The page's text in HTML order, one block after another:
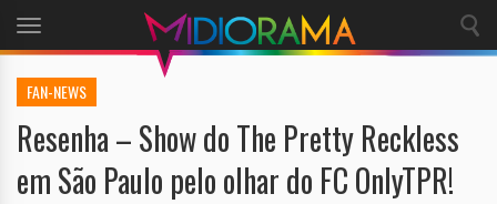
Toggle
navigation
FAN-NEWS
Resenha – Show do The Pretty Reckless
em São Paulo pelo olhar do FC OnlyTPR!